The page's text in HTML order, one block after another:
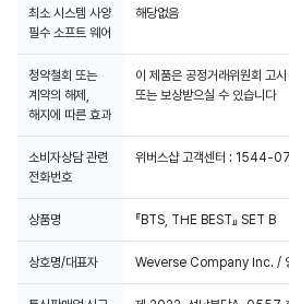
최소 시스템 사양
필수 소프트 웨어
해당없음
청약철회 또는
계약의 해제,
해지에 따른 효과
이 제품은 공정거래위원회 고
또는 보상받으실 수 있습니다
소비자상담 관련
전화번호
위버스샵 고객센터 : 1544-
상품명 『BTS, THE BEST』 SET B
상호명/대표자 Weverse Company Inc. /